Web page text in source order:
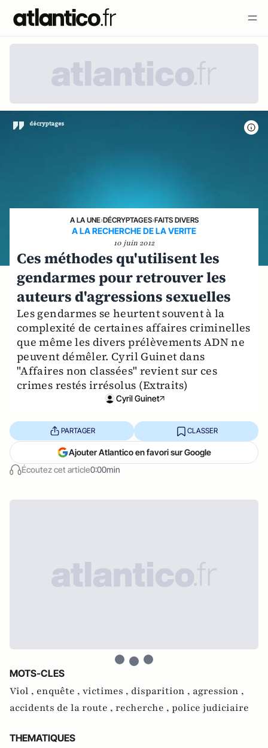
A LA UNE›DÉCRYPTAGES›FAITS DIVERS
A LA RECHERCHE DE LA VERITE
10 juin 2012
Ces méthodes qu'utilisent les
gendarmes pour retrouver les
auteurs d'agressions sexuelles
Les gendarmes se heurtent souvent à la
complexité de certaines affaires criminelles
que même les divers prélèvements ADN ne
peuvent démêler. Cyril Guinet dans
"Affaires non classées" revient sur ces
crimes restés irrésolus (Extraits)
Cyril Guinet
Écoutez cet article0:00min
PARTAGER CLASSER
Ajouter Atlantico en favori sur Google
MOTS-CLES
Viol , enquête , victimes , disparition , agression ,
accidents de la route , recherche , police judiciaire
THEMATIQUES